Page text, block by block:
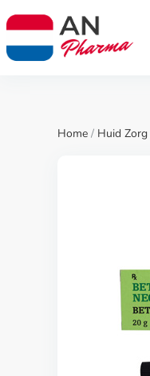
Home / Huid Zorg